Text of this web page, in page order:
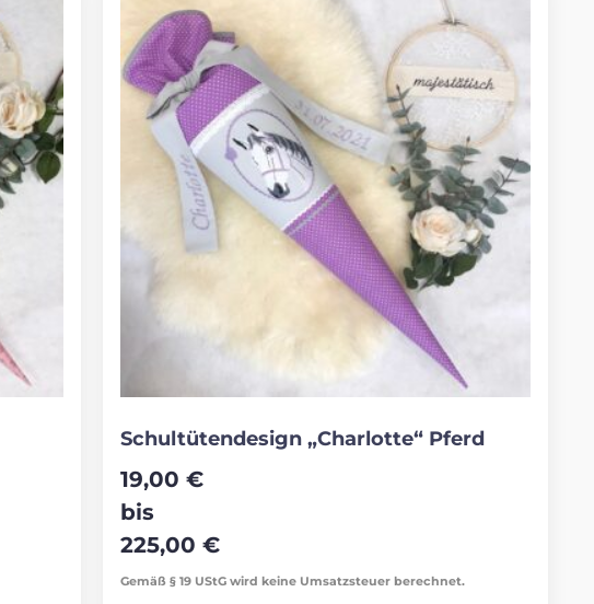
Schultütendesign „Charlotte“ Pferd
19,00€
bis
225,00€
Gemäß § 19 UStG wird keine Umsatzsteuer berechnet.